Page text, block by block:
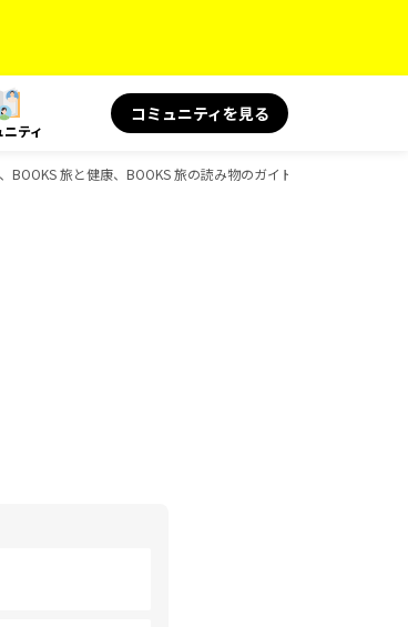
ニティ
コミュニティを見る
旅と健康、BOOKS 旅の読み物のガイドブック一覧